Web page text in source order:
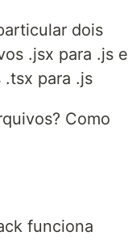
dois
.jsx para .js e
para .js
Como
funciona